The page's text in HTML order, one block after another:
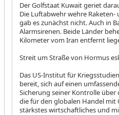
Der Golfstaat Kuwait geriet
Die Luftabwehr wehre
gab es zunächst nicht. Auch in
Alarmsirenen. Beide Länder
Kilometer vom Iran entfernt
Streit um Straße von Hormus
Das US-Institut für
bereit, sich auf einen
Sicherung seiner Kontrolle
die für den globalen Handel mit
stärkstes wirtschaftliches und